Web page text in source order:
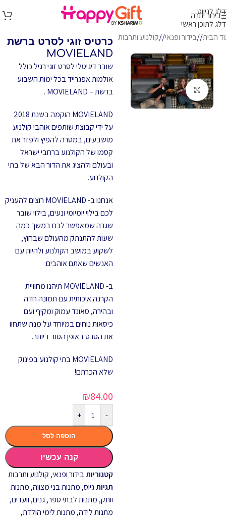
דלג לניווט
דלג לתוכן ראשי
בירור יתרה
הבית/ בידור ופנאי/ קולנוע ותרבות
לחץ להגדלה
כרטיס זוגי לסרט ברשת
MOVIELAND
שובר דיגיטלי לסרט זוגי רגיל כולל
אולמות אפגרייד בכל ימות השבוע
ברשת – MOVIELAND .
MOVIELAND הוקמה בשנת 2018
על ידי קבוצת שותפים אוהבי קולנוע
מושבעים, במטרה להפיץ ולפזר את
קסמו של הקולנוע ברחבי ישראל
ובעולם ולהציג את הדור הבא של בתי
הקולנוע.
אנחנו ב- MOVIELAND רוצים להעניק
לכם בילוי יומיומי ונעים, בילוי שובר
שגרה שמאפשר לכם במשך כמה
שעות להתנתק מהעולם שבחוץ,
לשקוע במושב הקולנוע ולהיות עם
האנשים שאתם אוהבים.
ב- MOVIELAND תיהנו מחוויית
הקרנה איכותית עם תמונה חדה
ובהירה, סאונד עמוק ומקיף ועם
כיסאות נוחים במיוחד על מנת שתחוו
את הסרט באופן הטוב ביותר.
MOVIELAND בתי קולנוע בפינוק
שלא הכרתם!
₪84.00
-
+
הוספה לסל
קנה עכשיו
קטגוריותבידור ופנאי, קולנוע ותרבות
תגיותגיוס, מתנות בני מצווה, מתנות
וותק, מתנות לבתי ספר, גנים, וועדים,
מתנות לידה, מתנות לימי הולדת,